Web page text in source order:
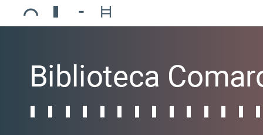
Ajuntament de Mollerussa
Biblioteca Comarcal Jaume Vila
Piscines de Mollerussa